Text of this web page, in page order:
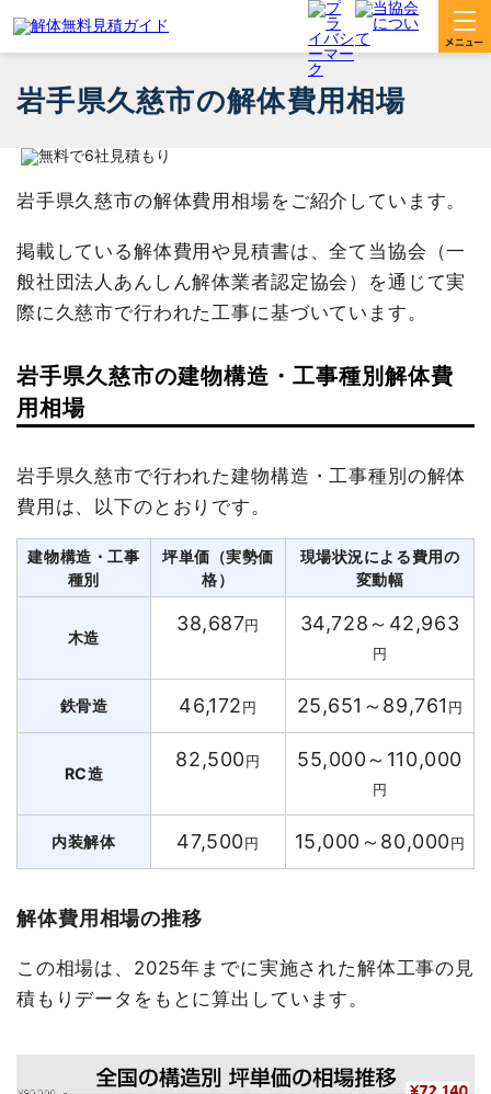
岩手県久慈市の解体費用相場
岩手県久慈市の解体費用相場をご紹介しています。
掲載している解体費用や見積書は、全て当協会（一
般社団法人あんしん解体業者認定協会）を通じて実
際に久慈市で行われた工事に基づいています。
岩手県久慈市の建物構造・工事種別解体費
用相場
岩手県久慈市で行われた建物構造・工事種別の解体
費用は、以下のとおりです。
建物構造・工事
種別
坪単価（実勢価
格）
現場状況による費用の
変動幅
木造
38,687円 34,728～42,963
円
鉄骨造 46,172円 25,651～89,761 円
RC造
82,500円 55,000～110,000
円
内装解体 47,500円 15,000～80,000円
解体費用相場の推移
この相場は、2025年までに実施された解体工事の見
積もりデータをもとに算出しています。